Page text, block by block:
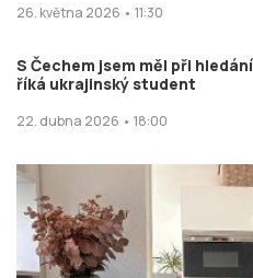
26. května 2026 • 11:30
S Čechem jsem měl při
říká ukrajinský student
22. dubna 2026 • 18:00